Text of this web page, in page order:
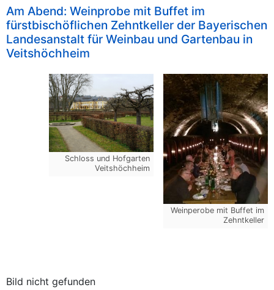
Am Abend: Weinprobe mit Buffet im
fürstbischöflichen Zehntkeller der Bayerischen
Landesanstalt für Weinbau und Gartenbau in
Veitshöchheim
Weinperobe mit Buffet im
Zehntkeller
Schloss und Hofgarten
Veitshöchheim
Bild nicht gefunden